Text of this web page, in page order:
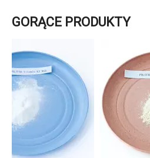
GORĄCE PRODUKTY